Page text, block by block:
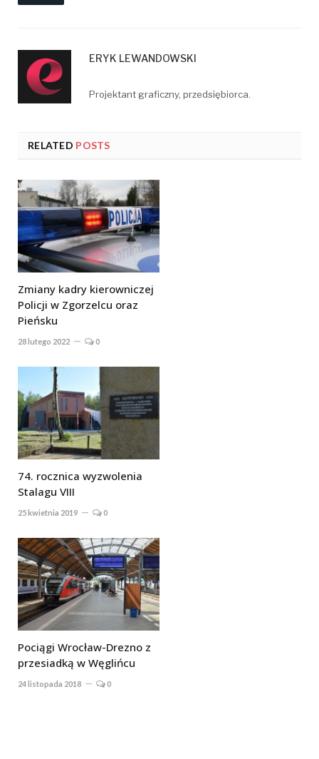
ERYK LEWANDOWSKI
Projektant graficzny, przedsiębiorca.
RELATED POSTS
Zmiany kadry kierowniczej
Policji w Zgorzelcu oraz
Pieńsku
28 lutego 2022 0
74. rocznica wyzwolenia
Stalagu VIII
25 kwietnia 2019 0
Pociągi Wrocław-Drezno z
przesiadką w Węglińcu
24 listopada 2018 0